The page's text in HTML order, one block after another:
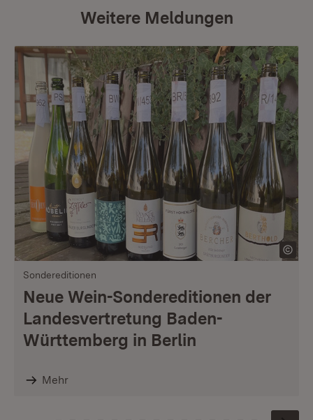
Weitere Meldungen
Sondereditionen
Neue Wein-Sondereditionen der
Landesvertretung Baden-
Württemberg in Berlin
Mehr